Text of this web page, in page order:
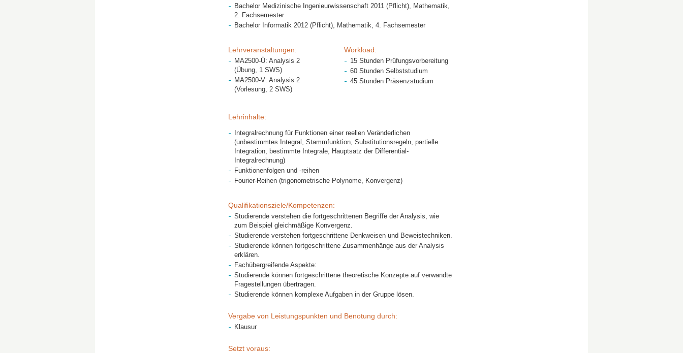
Bachelor Medizinische Ingenieurwissenschaft 2011 (Pflicht), Mathematik,
2. Fachsemester
Bachelor Informatik 2012 (Pflicht), Mathematik, 4. Fachsemester
Lehrveranstaltungen:
MA2500-Ü: Analysis 2
(Übung, 1 SWS)
MA2500-V: Analysis 2
(Vorlesung, 2 SWS)
Workload:
15 Stunden Prüfungsvorbereitung
60 Stunden Selbststudium
45 Stunden Präsenzstudium
Lehrinhalte:
Integralrechnung für Funktionen einer reellen Veränderlichen
(unbestimmtes Integral, Stammfunktion, Substitutionsregeln, partielle
Integration, bestimmte Integrale, Hauptsatz der Differential-
Integralrechnung)
Funktionenfolgen und -reihen
Fourier-Reihen (trigonometrische Polynome, Konvergenz)
Qualifikationsziele/Kompetenzen:
Studierende verstehen die fortgeschrittenen Begriffe der Analysis, wie
zum Beispiel gleichmäßige Konvergenz.
Studierende verstehen fortgeschrittene Denkweisen und Beweistechniken.
Studierende können fortgeschrittene Zusammenhänge aus der Analysis
erklären.
Fachübergreifende Aspekte:
Studierende können fortgeschrittene theoretische Konzepte auf verwandte
Fragestellungen übertragen.
Studierende können komplexe Aufgaben in der Gruppe lösen.
Vergabe von Leistungspunkten und Benotung durch:
Klausur
Setzt voraus: